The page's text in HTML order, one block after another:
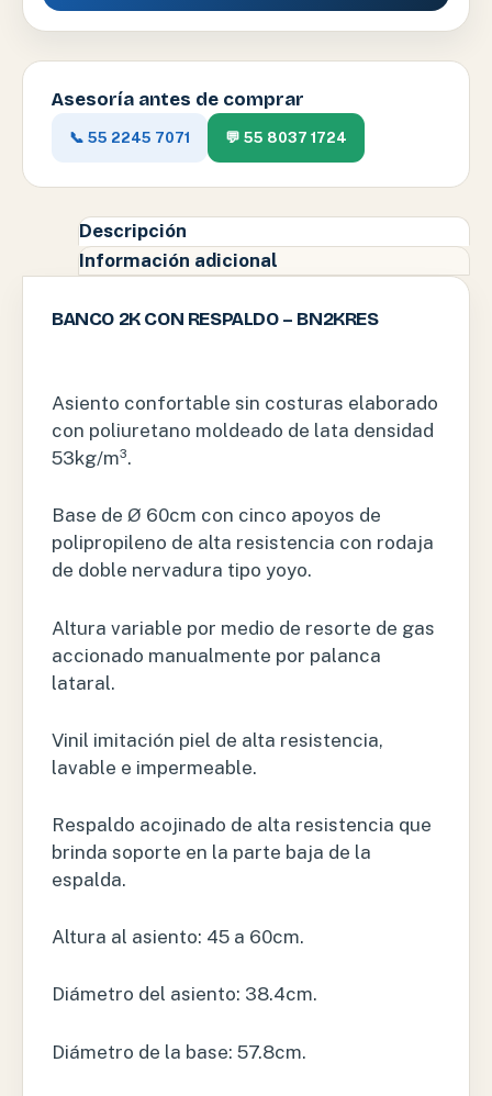
Asesoría antes de comprar
📞 55 2245 7071 💬 55 8037 1724
Descripción
Información adicional
BANCO 2K CON RESPALDO – BN2KRES
Asiento confortable sin costuras elaborado
con poliuretano moldeado de lata densidad
53kg/m³.
Base de Ø 60cm con cinco apoyos de
polipropileno de alta resistencia con rodaja
de doble nervadura tipo yoyo.
Altura variable por medio de resorte de gas
accionado manualmente por palanca
lataral.
Vinil imitación piel de alta resistencia,
lavable e impermeable.
Respaldo acojinado de alta resistencia que
brinda soporte en la parte baja de la
espalda.
Altura al asiento: 45 a 60cm.
Diámetro del asiento: 38.4cm.
Diámetro de la base: 57.8cm.